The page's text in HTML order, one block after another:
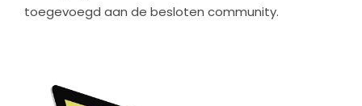
toegevoegd aan de besloten community.